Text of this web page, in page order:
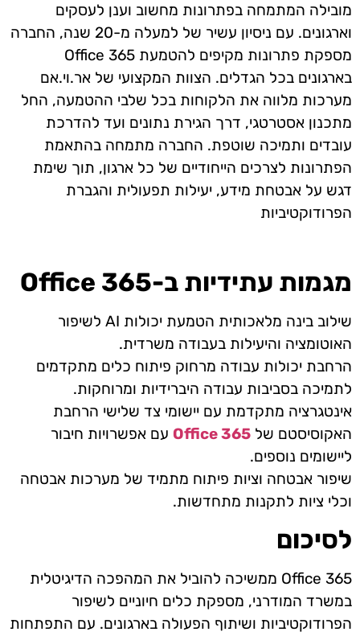
מובילה המתמחה בפתרונות מחשוב וענן לעסקים
וארגונים. עם ניסיון עשיר של למעלה מ-20 שנה, החברה
מספקת פתרונות מקיפים להטמעת
Office 365
בארגונים בכל הגדלים. הצוות המקצועי של אר.וי.אם
מערכות מלווה את הלקוחות בכל שלבי ההטמעה, החל
מתכנון אסטרטגי, דרך הגירת נתונים ועד להדרכת
עובדים ותמיכה שוטפת. החברה מתמחה בהתאמת
הפתרונות לצרכים הייחודיים של כל ארגון, תוך שימת
דגש על אבטחת מידע, יעילות תפעולית והגברת
הפרודוקטיביות
מגמות עתידיות ב- Office 365
שילוב בינה מלאכותית הטמעת יכולות AI לשיפור
האוטומציה והיעילות בעבודה משרדית.
הרחבת יכולות עבודה מרחוק פיתוח כלים מתקדמים
לתמיכה בסביבות עבודה היברידיות ומרוחקות.
אינטגרציה מתקדמת עם יישומי צד שלישי הרחבת
האקוסיסטם של Office 365 עם אפשרויות חיבור
ליישומים נוספים.
שיפור אבטחה וציות פיתוח מתמיד של מערכות אבטחה
וכלי ציות לתקנות מתחדשות.
לסיכום
Office 365 ממשיכה להוביל את המהפכה הדיגיטלית
במשרד המודרני, מספקת כלים חיוניים לשיפור
הפרודוקטיביות ושיתוף הפעולה בארגונים. עם התפתחות